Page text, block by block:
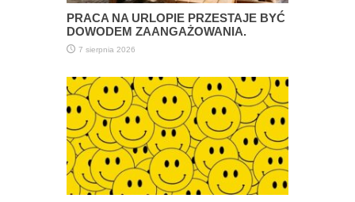
PRACA NA URLOPIE PRZESTAJE BYĆ
DOWODEM ZAANGAŻOWANIA.
7 sierpnia 2026